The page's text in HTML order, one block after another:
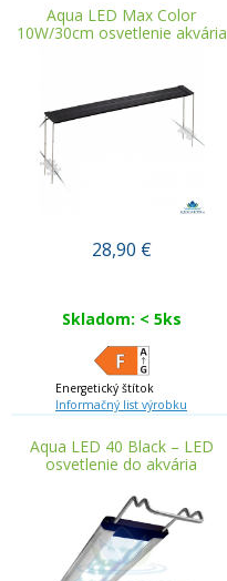
Aqua LED Max Color
10W/30cm osvetlenie akvária
28,90 €
Skladom: < 5ks
Energetický štítok
Informačný list výrobku
Aqua LED 40 Black – LED
osvetlenie do akvária